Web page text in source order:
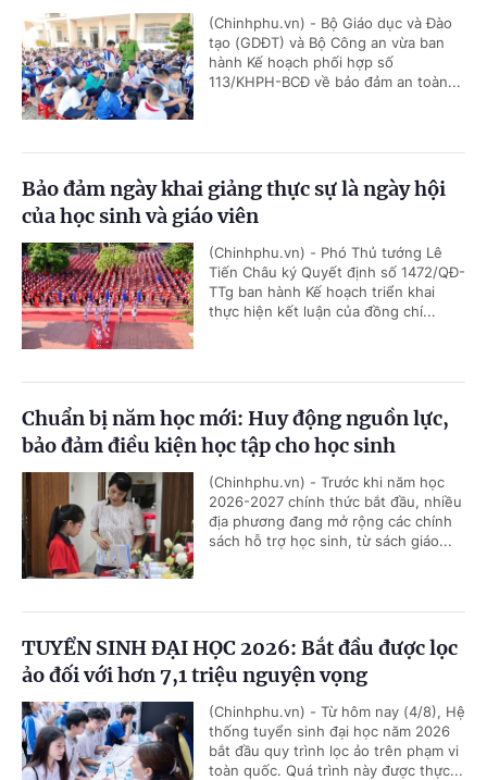
(Chinhphu.vn) - Bộ Giáo dục và Đào
tạo (GDĐT) và Bộ Công an vừa ban
hành Kế hoạch phối hợp số
113/KHPH-BCĐ về bảo đảm an toàn...
Bảo đảm ngày khai giảng thực sự là ngày hội
của học sinh và giáo viên
(Chinhphu.vn) - Phó Thủ tướng Lê
Tiến Châu ký Quyết định số 1472/QĐ-
TTg ban hành Kế hoạch triển khai
thực hiện kết luận của đồng chí...
Chuẩn bị năm học mới: Huy động nguồn lực,
bảo đảm điều kiện học tập cho học sinh
(Chinhphu.vn) - Trước khi năm học
2026-2027 chính thức bắt đầu, nhiều
địa phương đang mở rộng các chính
sách hỗ trợ học sinh, từ sách giáo...
TUYỂN SINH ĐẠI HỌC 2026: Bắt đầu được lọc
ảo đối với hơn 7,1 triệu nguyện vọng
(Chinhphu.vn) - Từ hôm nay (4/8), Hệ
thống tuyển sinh đại học năm 2026
bắt đầu quy trình lọc ảo trên phạm vi
toàn quốc. Quá trình này được thực...